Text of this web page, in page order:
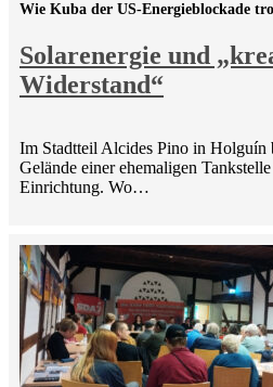
Solarenergie und
Widerstand“
Wie Kuba der US-Energieblockade
Im Stadtteil Alcides Pino in Holguín
Gelände einer ehemaligen
Einrichtung. Wo…